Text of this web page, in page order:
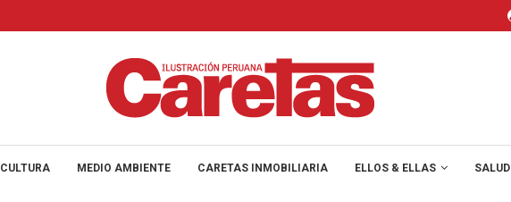
CULTURA MEDIO AMBIENTE CARETAS INMOBILIARIA ELLOS & ELLAS SALUD